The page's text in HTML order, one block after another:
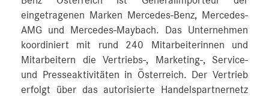
eingetragenen Marken Mercedes-Benz, Mercedes-
AMG und Mercedes-Maybach. Das Unternehmen
koordiniert mit rund 240 Mitarbeiterinnen und
Mitarbeitern die Vertriebs-, Marketing-, Service-
und Presseaktivitäten in Österreich. Der Vertrieb
erfolgt über das autorisierte Handelspartnernetz